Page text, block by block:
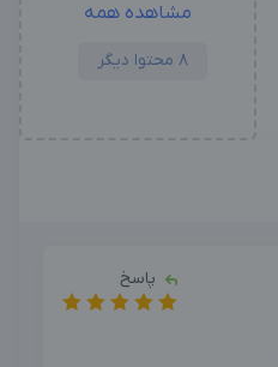
مشاهده همه
8 محتوا دیگر
پاسخ